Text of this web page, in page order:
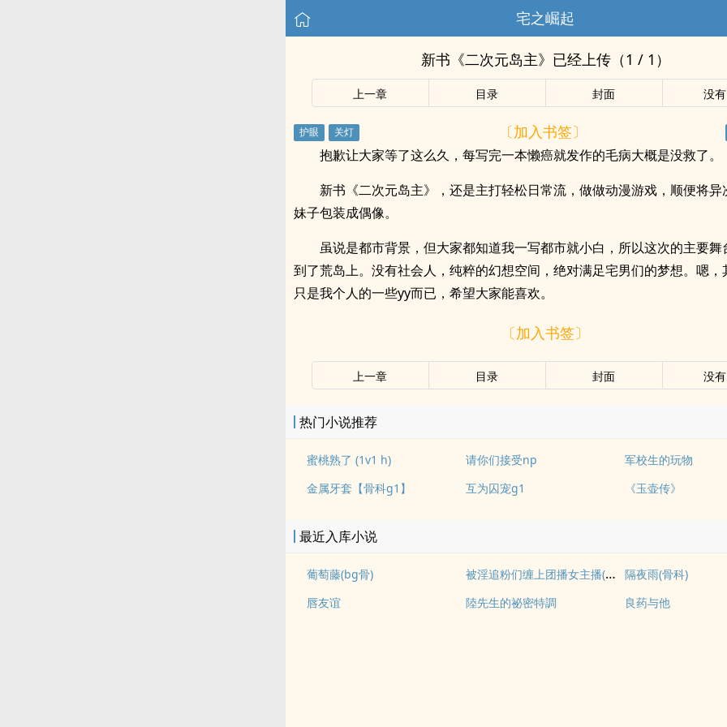
宅之崛起
新书《二次元岛主》已经上传（1 / 1）
上一章 目录 封面 没
〔加入书签〕
抱歉让大家等了这么久，每写完一本懒癌就发作的毛病大概是没救了。
新书《二次元岛主》，还是主打轻松日常流，做做动漫游戏，顺便将异
妹子包装成偶像。
虽说是都市背景，但大家都知道我一写都市就小白，所以这次的主要舞
到了荒岛上。没有社会人，纯粹的幻想空间，绝对满足宅男们的梦想。嗯，
只是我个人的一些yy而已，希望大家能喜欢。
〔加入书签〕
上一章 目录 封面 没
热门小说推荐
蜜桃熟了 (1v1 h) 请你们接受np
军校生的玩物
金属牙套【骨科g1】
互为囚宠g1 《玉壶传》
最近入库小说
葡萄藤(bg骨) 被淫追粉们缠上团播女主播(露出NPH)
隔夜雨(骨科)
唇友谊
陸先生的祕密特調 良药与他